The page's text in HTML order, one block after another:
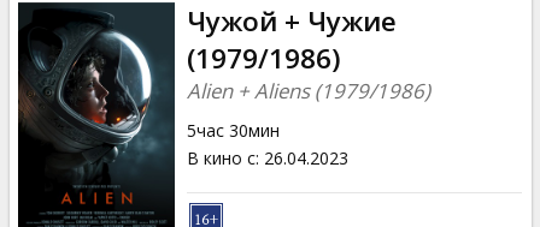
Чужой + Чужие
(1979/1986)
Alien + Aliens (1979/1986)
5час 30мин
В кино с: 26.04.2023